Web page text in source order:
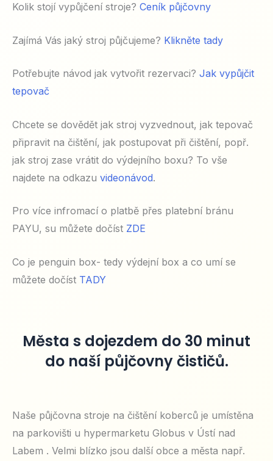
Kolik stojí vypůjčení stroje? Ceník půjčovny
Zajímá Vás jaký stroj půjčujeme? Klikněte tady
Potřebujte návod jak vytvořit rezervaci? Jak vypůjčit
tepovač
Chcete se dovědět jak stroj vyzvednout, jak tepovač
připravit na čištění, jak postupovat při čištění, popř.
jak stroj zase vrátit do výdejního boxu? To vše
najdete na odkazu videonávod.
Pro více infromací o platbě přes platební bránu
PAYU, su můžete dočíst ZDE
Co je penguin box- tedy výdejní box a co umí se
můžete dočíst TADY
Města s dojezdem do 30 minut
do naší půjčovny čističů.
Naše půjčovna stroje na čištění koberců je umístěna
na parkovišti u hypermarketu Globus v Ústí nad
Labem . Velmi blízko jsou další obce a města např.